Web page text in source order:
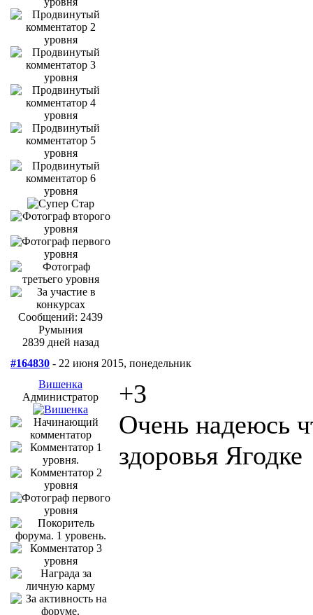
Сообщений: 2439
Румыния
2839 дней назад
#164830 - 22 июня 2015, понедельник
Вишенка
Администратор
+3
Очень надеюсь
здоровья Ягодке